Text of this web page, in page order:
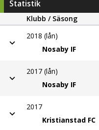
Statistik
Klubb / Säsong
2018 (lån)
Nosaby IF
2017 (lån)
Nosaby IF
2017
Kristianstad FC